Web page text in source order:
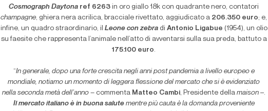
Cosmograph Daytona ref 6263 in oro giallo 18k con quadrante nero, contatori
champagne, ghiera nera acrilica, bracciale rivettato, aggiudicato a 206.350 euro; e,
infine, un quadro straordinario, il Leone con zebra di Antonio Ligabue (1954), un olio
su faesite che rappresenta l’animale nell’atto di avventarsi sulla sua preda, battuto a
175.100 euro.
“In generale, dopo una forte crescita negli anni post pandemia a livello europeo e
mondiale, notiamo un momento di leggera flessione del mercato che si è evidenziato
nella seconda metà dell’anno – commenta Matteo Cambi, Presidente dellamaison –.
Il mercato italiano è in buona salutementre più cauta è la domanda proveniente